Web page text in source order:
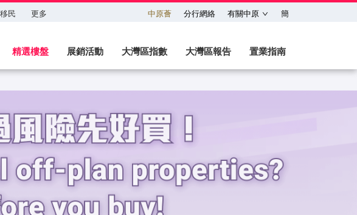
民 更多 中原薈 分行網絡 有關中原 簡
精選樓盤 展銷活動 大灣區指數 大灣區報告 置業指南